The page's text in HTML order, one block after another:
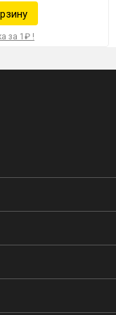
скидки по
за 1₽ !